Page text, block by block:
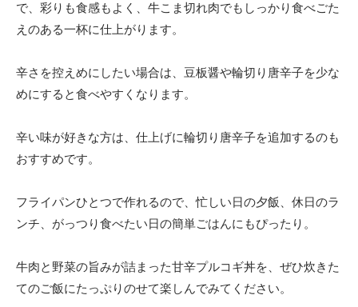
で、彩りも食感もよく、牛こま切れ肉でもしっかり食べごた
えのある一杯に仕上がります。
辛さを控えめにしたい場合は、豆板醤や輪切り唐辛子を少な
めにすると食べやすくなります。
辛い味が好きな方は、仕上げに輪切り唐辛子を追加するのも
おすすめです。
フライパンひとつで作れるので、忙しい日の夕飯、休日のラ
ンチ、がっつり食べたい日の簡単ごはんにもぴったり。
牛肉と野菜の旨みが詰まった甘辛プルコギ丼を、ぜひ炊きた
てのご飯にたっぷりのせて楽しんでみてください。